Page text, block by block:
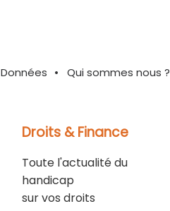
Données Qui sommes nous ?
Droits & Finance
Toute l'actualité du
handicap
sur vos droits